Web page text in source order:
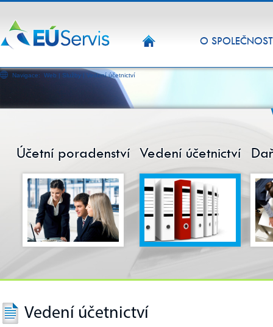
HOMEPAGE O
Navigace: Web | Služby | Vedení účetnictví
Účetní poradenství Vedení účetnictví
Vedení účetnictví